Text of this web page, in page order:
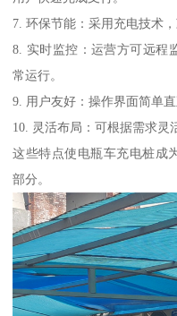
7. 环保节能：采用充电技术
8. 实时监控：运营方可远程
常运行。
9. 用户友好：操作界面简单
10. 灵活布局：可根据需求灵
这些特点使电瓶车充电桩成
部分。